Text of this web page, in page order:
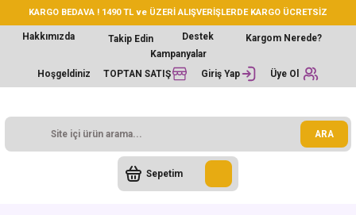
KARGO BEDAVA ! 1490 TL ve ÜZERİ ALIŞVERİŞLERDE KARGO ÜCRETSİZ
Hakkımızda Takip Edin Destek
Kargom Nerede?
Kampanyalar
Hoşgeldiniz
TOPTAN SATIŞ Giriş Yap Üye Ol
ARA
Sepetim